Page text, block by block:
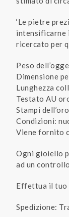
‘Le pietre
intensificarne
ricercato per
Peso
Dimensione
Lunghezza
Testato AU
Stampi
Condizioni:
Viene fornito
Ogni gioiello
ad un
Effettua il tuo
Spedizione: